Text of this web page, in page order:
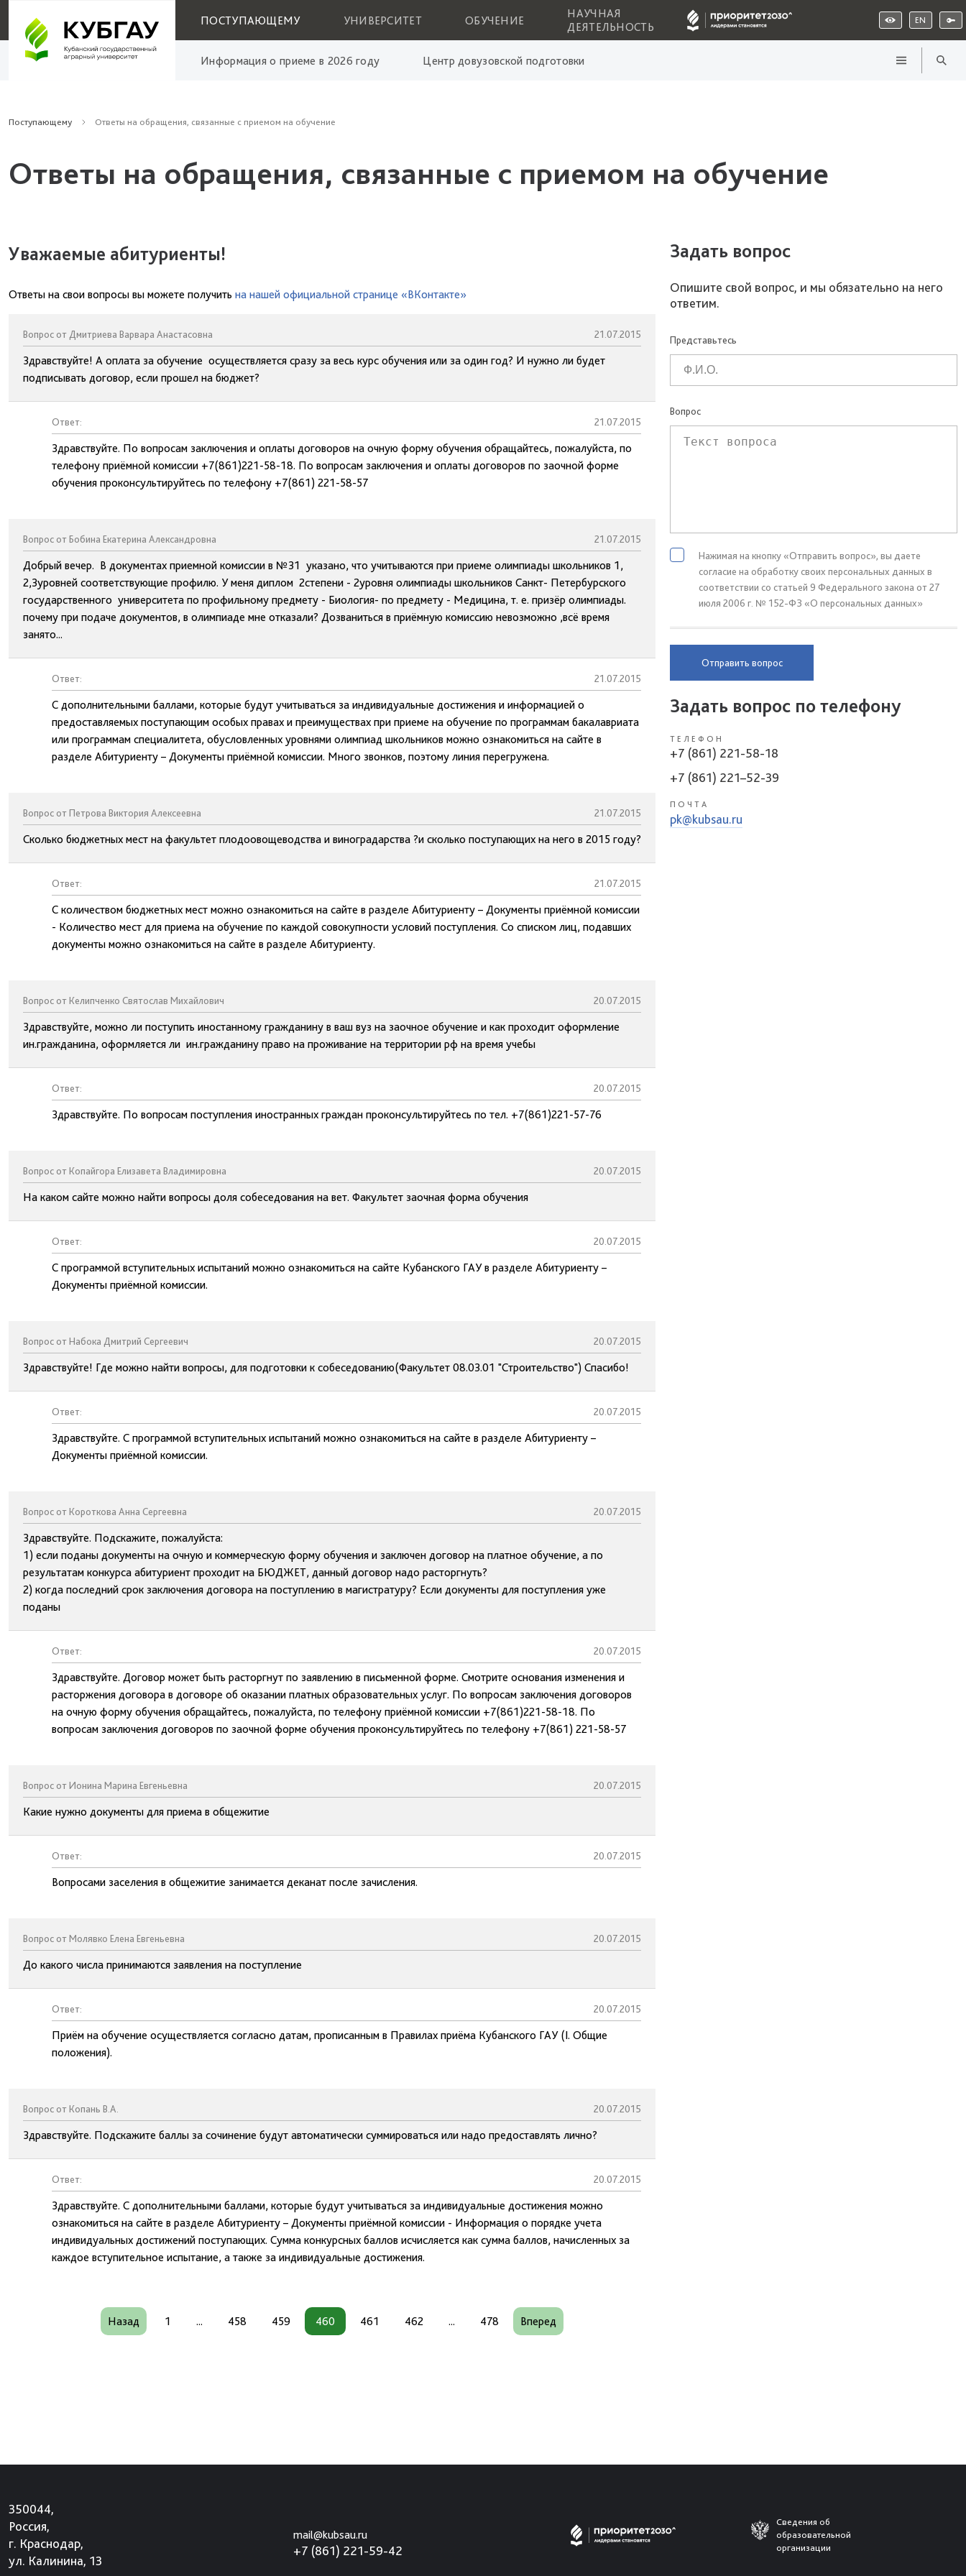
ПОСТУПАЮЩЕМУ УНИВЕРСИТЕТ ОБУЧЕНИЕ
НАУЧНАЯ
ДЕЯТЕЛЬНОСТЬ
EN
Информация о приеме в 2026 году Центр довузовской подготовки
Поступающему Ответы на обращения, связанные с приемом на обучение
Ответы на обращения, связанные с приемом на обучение
Уважаемые абитуриенты!
Ответы на свои вопросы вы можете получить на нашей официальной странице «ВКонтакте»
Вопрос от Дмитриева Варвара Анастасовна 21.07.2015
Здравствуйте! А оплата за обучение осуществляется сразу за весь курс обучения или за один год? И нужно ли будет
подписывать договор, если прошел на бюджет?
Ответ: 21.07.2015
Здравствуйте. По вопросам заключения и оплаты договоров на очную форму обучения обращайтесь, пожалуйста, по
телефону приёмной комиссии +7(861)221-58-18. По вопросам заключения и оплаты договоров по заочной форме
обучения проконсультируйтесь по телефону +7(861) 221-58-57
Вопрос от Бобина Екатерина Александровна 21.07.2015
Добрый вечер. В документах приемной комиссии в №31 указано, что учитываются при приеме олимпиады школьников 1,
2,3уровней соответствующие профилю. У меня диплом 2степени - 2уровня олимпиады школьников Санкт- Петербурского
государственного университета по профильному предмету - Биология- по предмету - Медицина, т. е. призёр олимпиады.
почему при подаче документов, в олимпиаде мне отказали? Дозваниться в приёмную комиссию невозможно ,всё время
занято...
Ответ: 21.07.2015
С дополнительными баллами, которые будут учитываться за индивидуальные достижения и информацией о
предоставляемых поступающим особых правах и преимуществах при приеме на обучение по программам бакалавриата
или программам специалитета, обусловленных уровнями олимпиад школьников можно ознакомиться на сайте в
разделе Абитуриенту – Документы приёмной комиссии. Много звонков, поэтому линия перегружена.
Вопрос от Петрова Виктория Алексеевна 21.07.2015
Сколько бюджетных мест на факультет плодоовощеводства и виноградарства ?и сколько поступающих на него в 2015 году?
Ответ: 21.07.2015
С количеством бюджетных мест можно ознакомиться на сайте в разделе Абитуриенту – Документы приёмной комиссии
- Количество мест для приема на обучение по каждой совокупности условий поступления. Со списком лиц, подавших
документы можно ознакомиться на сайте в разделе Абитуриенту.
Вопрос от Келипченко Святослав Михайлович 20.07.2015
Здравствуйте, можно ли поступить иностанному гражданину в ваш вуз на заочное обучение и как проходит оформление
ин.гражданина, оформляется ли ин.гражданину право на проживание на территории рф на время учебы
Ответ: 20.07.2015
Здравствуйте. По вопросам поступления иностранных граждан проконсультируйтесь по тел. +7(861)221-57-76
Вопрос от Копайгора Елизавета Владимировна 20.07.2015
На каком сайте можно найти вопросы доля собеседования на вет. Факультет заочная форма обучения
Ответ: 20.07.2015
С программой вступительных испытаний можно ознакомиться на сайте Кубанского ГАУ в разделе Абитуриенту –
Документы приёмной комиссии.
Вопрос от Набока Дмитрий Сергеевич 20.07.2015
Здравствуйте! Где можно найти вопросы, для подготовки к собеседованию(Факультет 08.03.01 "Строительство") Спасибо!
Ответ: 20.07.2015
Здравствуйте. С программой вступительных испытаний можно ознакомиться на сайте в разделе Абитуриенту –
Документы приёмной комиссии.
Вопрос от Короткова Анна Сергеевна 20.07.2015
Здравствуйте. Подскажите, пожалуйста:
1) если поданы документы на очную и коммерческую форму обучения и заключен договор на платное обучение, а по
результатам конкурса абитуриент проходит на БЮДЖЕТ, данный договор надо расторгнуть?
2) когда последний срок заключения договора на поступлению в магистратуру? Если документы для поступления уже
поданы
Ответ: 20.07.2015
Здравствуйте. Договор может быть расторгнут по заявлению в письменной форме. Смотрите основания изменения и
расторжения договора в договоре об оказании платных образовательных услуг. По вопросам заключения договоров
на очную форму обучения обращайтесь, пожалуйста, по телефону приёмной комиссии +7(861)221-58-18. По
вопросам заключения договоров по заочной форме обучения проконсультируйтесь по телефону +7(861) 221-58-57
Вопрос от Ионина Марина Евгеньевна 20.07.2015
Какие нужно документы для приема в общежитие
Ответ: 20.07.2015
Вопросами заселения в общежитие занимается деканат после зачисления.
Вопрос от Молявко Елена Евгеньевна 20.07.2015
До какого числа принимаются заявления на поступление
Ответ: 20.07.2015
Приём на обучение осуществляется согласно датам, прописанным в Правилах приёма Кубанского ГАУ (I. Общие
положения).
Вопрос от Копань В.А. 20.07.2015
Здравствуйте. Подскажите баллы за сочинение будут автоматически суммироваться или надо предоставлять лично?
Ответ: 20.07.2015
Здравствуйте. С дополнительными баллами, которые будут учитываться за индивидуальные достижения можно
ознакомиться на сайте в разделе Абитуриенту – Документы приёмной комиссии - Информация о порядке учета
индивидуальных достижений поступающих. Сумма конкурсных баллов исчисляется как сумма баллов, начисленных за
каждое вступительное испытание, а также за индивидуальные достижения.
Назад 1 ... 458 459 460 461 462 ... 478 Вперед
Задать вопрос
Опишите свой вопрос, и мы обязательно на него
ответим.
Представьтесь
Вопрос
Нажимая на кнопку «Отправить вопрос», вы даете
согласие на обработку своих персональных данных в
соответствии со статьей 9 Федерального закона от 27
июля 2006 г. № 152-ФЗ «О персональных данных»
Отправить вопрос
Задать вопрос по телефону
ТЕЛЕФОН
+7 (861) 221-58-18
+7 (861) 221–52-39
ПОЧТА
pk@kubsau.ru
350044,
Россия,
г. Краснодар,
ул. Калинина, 13
mail@kubsau.ru
+7 (861) 221-59-42
Сведения об
образовательной
организации